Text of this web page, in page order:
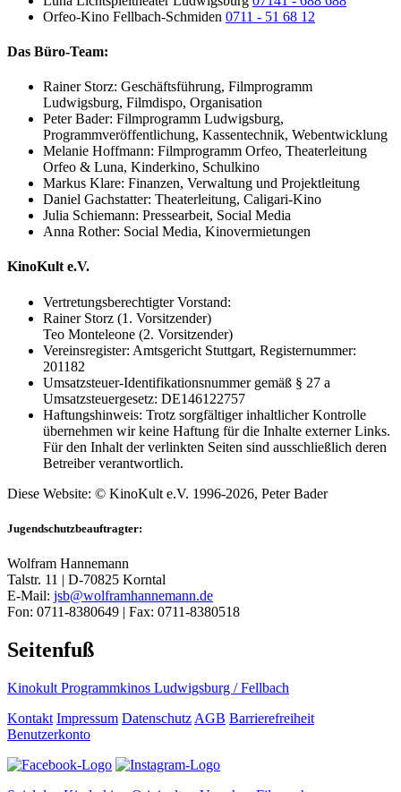
Orfeo-Kino Fellbach-Schmiden 0711 - 51 68 12
Das Büro-Team:
Rainer Storz: Geschäftsführung, Filmprogramm
Ludwigsburg, Filmdispo, Organisation
Peter Bader: Filmprogramm Ludwigsburg,
Programmveröffentlichung, Kassentechnik, Webentwicklung
Melanie Hoffmann: Filmprogramm Orfeo, Theaterleitung
Orfeo & Luna, Kinderkino, Schulkino
Markus Klare: Finanzen, Verwaltung und Projektleitung
Daniel Gachstatter: Theaterleitung, Caligari-Kino
Julia Schiemann: Pressearbeit, Social Media
Anna Rother: Social Media, Kinovermietungen
KinoKult e.V.
Vertretungsberechtigter Vorstand:
Rainer Storz (1. Vorsitzender)
Teo Monteleone (2. Vorsitzender)
Vereinsregister: Amtsgericht Stuttgart, Registernummer:
201182
Umsatzsteuer-Identifikationsnummer gemäß § 27 a
Umsatzsteuergesetz: DE146122757
Haftungshinweis: Trotz sorgfältiger inhaltlicher Kontrolle
übernehmen wir keine Haftung für die Inhalte externer Links.
Für den Inhalt der verlinkten Seiten sind ausschließlich deren
Betreiber verantwortlich.
Diese Website: © KinoKult e.V. 1996-2026, Peter Bader
Jugendschutzbeauftragter:
Wolfram Hannemann
Talstr. 11 | D-70825 Korntal
E-Mail: jsb@wolframhannemann.de
Fon: 0711-8380649 | Fax: 0711-8380518
Seitenfuß
Kinokult Programmkinos Ludwigsburg / Fellbach
Kontakt Impressum Datenschutz AGB Barrierefreiheit
Benutzerkonto